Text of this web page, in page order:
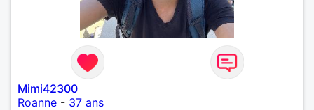
Mimi42300
Roanne - 37 ans